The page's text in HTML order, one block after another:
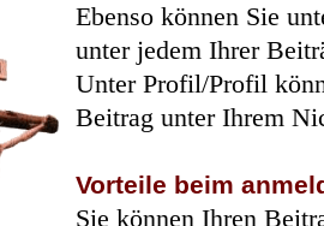
Ebenso können Sie
unter jedem Ihrer
Unter Profil/Profil
Beitrag unter Ihrem
Vorteile beim
Sie können Ihren